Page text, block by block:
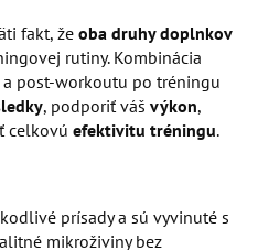
fakt, že oba druhy doplnkov
rutiny. Kombinácia
post-workoutu po tréningu
, podporiť váš výkon,
celkovú efektivitu tréningu.
prísady a sú vyvinuté s
mikroživiny bez